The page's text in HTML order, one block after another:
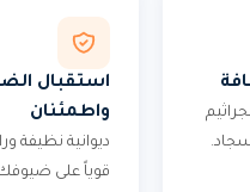
استقبال
واطمئنان
ديوانية نظيفة
قوياً على